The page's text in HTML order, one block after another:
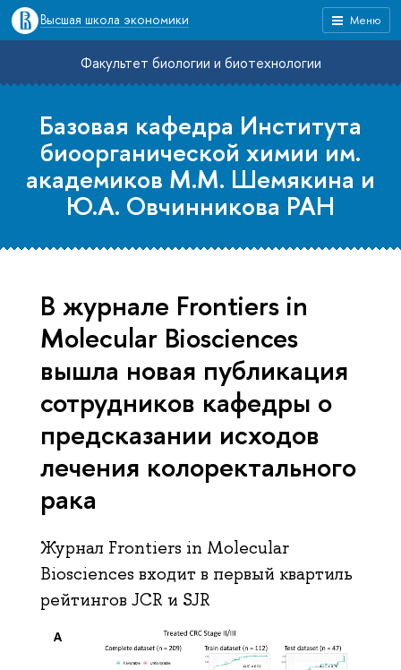
Меню
Высшая школа экономики
Факультет биологии и биотехнологии
Базовая кафедра Института
биоорганической химии им.
академиков М.М. Шемякина и
Ю.А. Овчинникова РАН
В журнале Frontiers in
Molecular Biosciences
вышла новая публикация
сотрудников кафедры о
предсказании исходов
лечения колоректального
рака
Журнал Frontiers in Molecular
Biosciences входит в первый квартиль
рейтингов JCR и SJR